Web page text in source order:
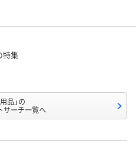
特集
品」の
サーチ一覧へ